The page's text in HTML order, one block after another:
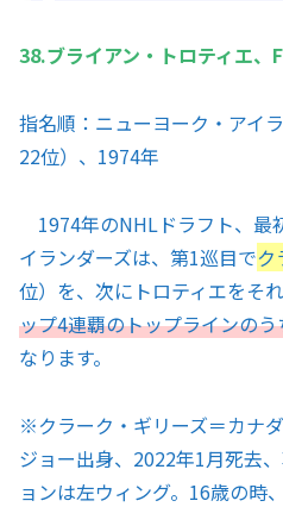
38.ブライアン・トロティエ、
指名順：ニューヨーク・アイ
22位）、1974年
1974年のNHLドラフト、最
イランダーズは、第1巡目でク
位）を、次にトロティエをそ
ップ4連覇のトップラインの
なります。
※クラーク・ギリーズ＝カナ
ジョー出身、2022年1月死去
ョンは左ウィング。16歳の時